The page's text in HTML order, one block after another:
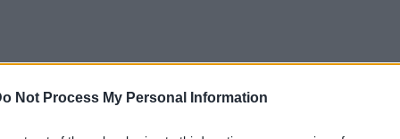
Not Process My Personal Information
χρόνια στις δουλειές που έχω κάνει,
αρκετό. Μπα όχι φτιάχνουν τις